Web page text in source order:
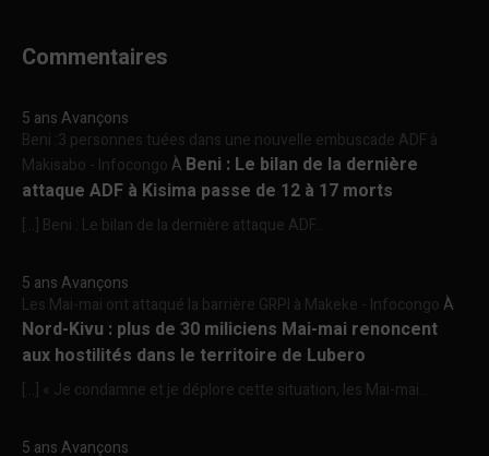
Commentaires
5 ans Avançons
Beni :3 personnes tuées dans une nouvelle embuscade ADF à
Makisabo - InfocongoÀ Beni : Le bilan de la dernière
attaque ADF à Kisima passe de 12 à 17 morts
[…] Beni : Le bilan de la dernière attaque ADF...
5 ans Avançons
Les Mai-mai ont attaqué la barrière GRPI à Makeke - InfocongoÀ
Nord-Kivu : plus de 30 miliciens Mai-mai renoncent
aux hostilités dans le territoire de Lubero
[…] « Je condamne et je déplore cette situation, les Mai-mai...
5 ans Avançons